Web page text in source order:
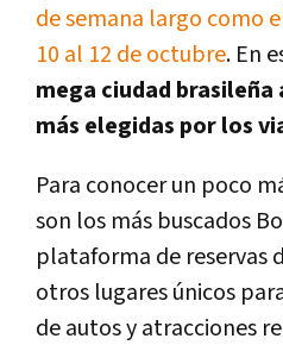
de semana largo como
10 al 12 de octubre. En
mega ciudad
más elegidas por los
Para conocer un poco
son los más buscados
plataforma de reservas
otros lugares únicos
de autos y atracciones